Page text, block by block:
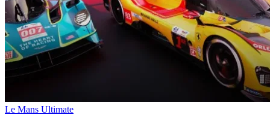
Le Mans Ultimate